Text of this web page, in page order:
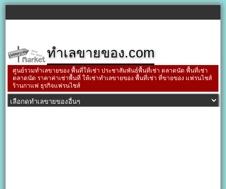
ทำเลขายของ.com
ศูนย์รวมทำเลขายของ พื้นที่ให้เช่า ประชาสัมพันธ์พื้นที่เช่า ตลาดนัด พื้นที่เช่า
ตลาดนัด ราคาค่าเช่าพื้นที่ ให้เช่าทำเลขายของ พื้นที่เช่า ที่ขายของ แฟรนไชส์
ร้านกาแฟ ธุรกิจแฟรนไชส์